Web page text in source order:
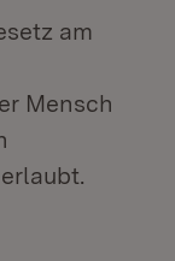
am
Mensch